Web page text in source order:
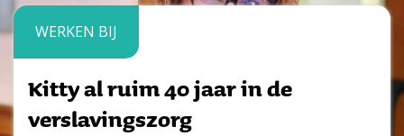
WERKEN BIJ
Kitty al ruim 40 jaar in de
verslavingszorg